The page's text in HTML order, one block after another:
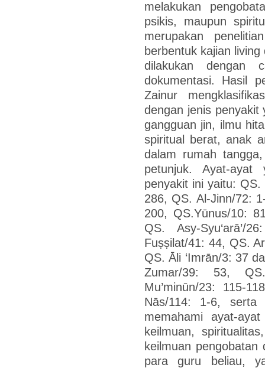
melakukan
psikis, maupun
merupakan
berbentuk kajian
dilakukan dengan
dokumentasi. Hasil
Zainur
dengan jenis penyakit
gangguan jin, ilmu
spiritual berat, anak
dalam rumah
petunjuk. Ayat-
penyakit ini yaitu:
286, QS. Al-Jinn/72:
200, QS.Yūnus/10:
QS. Asy-
Fuṣṣilat/41: 44, QS.
QS. Āli ‘Imrān/3: 37
Zumar/39: 53,
Mu’minūn/23: 115-
Nās/114: 1-6,
memahami ayat-
keilmuan,
keilmuan
para guru beliau,